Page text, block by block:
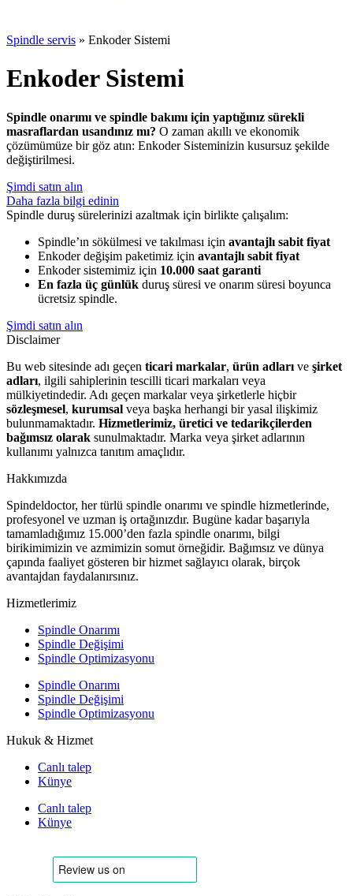
Spindle servis » Enkoder Sistemi
Enkoder Sistemi
Spindle onarımı ve spindle bakımı için yaptığınız sürekli
masraflardan usandınız mı? O zaman akıllı ve ekonomik
çözümümüze bir göz atın: Enkoder Sisteminizin kusursuz şekilde
değiştirilmesi.
Şimdi satın alın
Daha fazla bilgi edinin
Spindle duruş sürelerinizi azaltmak için birlikte çalışalım:
Spindle’ın sökülmesi ve takılması için avantajlı sabit fiyat
Enkoder değişim paketimiz için avantajlı sabit fiyat
Enkoder sistemimiz için 10.000 saat garanti
En fazla üç günlük duruş süresi ve onarım süresi boyunca
ücretsiz spindle.
Şimdi satın alın
Disclaimer
Bu web sitesinde adı geçen ticari markalar, ürün adları ve şirket
adları, ilgili sahiplerinin tescilli ticari markaları veya
mülkiyetindedir. Adı geçen markalar veya şirketlerle hiçbir
sözleşmesel, kurumsal veya başka herhangi bir yasal ilişkimiz
bulunmamaktadır. Hizmetlerimiz, üretici ve tedarikçilerden
bağımsız olarak sunulmaktadır. Marka veya şirket adlarının
kullanımı yalnızca tanıtım amaçlıdır.
Hakkımızda
Spindeldoctor, her türlü spindle onarımı ve spindle hizmetlerinde,
profesyonel ve uzman iş ortağınızdır. Bugüne kadar başarıyla
tamamladığımız 15.000’den fazla spindle onarımı, bilgi
birikimimizin ve azmimizin somut örneğidir. Bağımsız ve dünya
çapında faaliyet gösteren bir hizmet sağlayıcı olarak, birçok
avantajdan faydalanırsınız.
Hizmetlerimiz
Spindle Onarımı
Spindle Değişimi
Spindle Optimizasyonu
Spindle Onarımı
Spindle Değişimi
Spindle Optimizasyonu
Hukuk & Hizmet
Canlı talep
Künye
Canlı talep
Künye